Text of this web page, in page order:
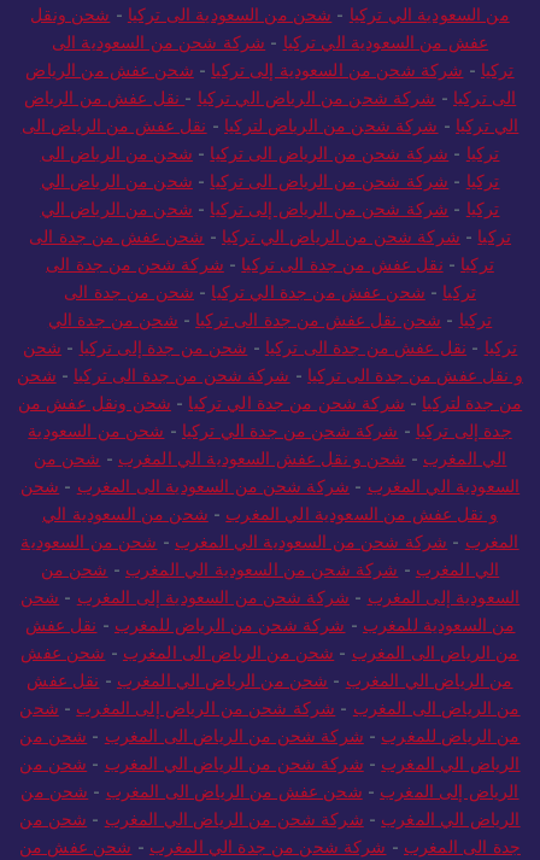
من السعودية الي تركيا - شحن من السعودية الى تركيا - شحن ونقل
عفش من السعودية الي تركيا - شركة شحن من السعودية الى
تركيا - شركة شحن من السعودية إلى تركيا - شحن عفش من الرياض
الى تركيا - شركة شحن من الرياض الي تركيا - نقل عفش من الرياض
الي تركيا - شركة شحن من الرياض لتركيا - نقل عفش من الرياض الى
تركيا - شركة شحن من الرياض الى تركيا - شحن من الرياض الى
تركيا - شركة شحن من الرياض الى تركيا - شحن من الرياض الي
تركيا - شركة شحن من الرياض إلى تركيا - شحن من الرياض الي
تركيا - شركة شحن من الرياض الي تركيا - شحن عفش من جدة الى
تركيا - نقل عفش من جدة الى تركيا - شركة شحن من جدة الى
تركيا - شحن عفش من جدة الي تركيا - شحن من جدة الى
تركيا - شحن نقل عفش من جدة الى تركيا - شحن من جدة الي
تركيا - نقل عفش من جدة الى تركيا - شحن من جدة إلى تركيا - شحن
و نقل عفش من جدة الى تركيا - شركة شحن من جدة الى تركيا - شحن
من جدة لتركيا - شركة شحن من جدة الي تركيا - شحن ونقل عفش من
جدة إلى تركيا - شركة شحن من جدة الي تركيا - شحن من السعودية
الي المغرب - شحن و نقل عفش السعودية الي المغرب - شحن من
السعودية الي المغرب - شركة شحن من السعودية الى المغرب - شحن
و نقل عفش من السعودية الي المغرب - شحن من السعودية الي
المغرب - شركة شحن من السعودية الي المغرب - شحن من السعودية
الي المغرب - شركة شحن من السعودية الي المغرب - شحن من
السعودية إلى المغرب - شركة شحن من السعودية إلى المغرب - شحن
من السعودية للمغرب - شركة شحن من الرياض للمغرب - نقل عفش
من الرياض الى المغرب - شحن من الرياض الى المغرب - شحن عفش
من الرياض الي المغرب - شحن من الرياض الي المغرب - نقل عفش
من الرياض الى المغرب - شركة شحن من الرياض إلى المغرب - شحن
من الرياض للمغرب - شركة شحن من الرياض الى المغرب - شحن من
الرياض الي المغرب - شركة شحن من الرياض الي المغرب - شحن من
الرياض إلى المغرب - شحن عفش من الرياض الى المغرب - شحن من
الرياض الي المغرب - شركة شحن من الرياض الي المغرب - شحن من
جدة الى المغرب - شركة شحن من جدة الي المغرب - شحن عفش من